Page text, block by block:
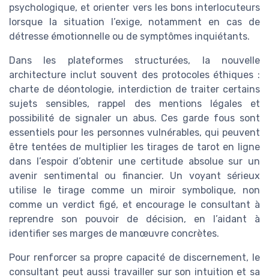
psychologique, et orienter vers les bons interlocuteurs
lorsque la situation l’exige, notamment en cas de
détresse émotionnelle ou de symptômes inquiétants.
Dans les plateformes structurées, la nouvelle
architecture inclut souvent des protocoles éthiques :
charte de déontologie, interdiction de traiter certains
sujets sensibles, rappel des mentions légales et
possibilité de signaler un abus. Ces garde fous sont
essentiels pour les personnes vulnérables, qui peuvent
être tentées de multiplier les tirages de tarot en ligne
dans l’espoir d’obtenir une certitude absolue sur un
avenir sentimental ou financier. Un voyant sérieux
utilise le tirage comme un miroir symbolique, non
comme un verdict figé, et encourage le consultant à
reprendre son pouvoir de décision, en l’aidant à
identifier ses marges de manœuvre concrètes.
Pour renforcer sa propre capacité de discernement, le
consultant peut aussi travailler sur son intuition et sa